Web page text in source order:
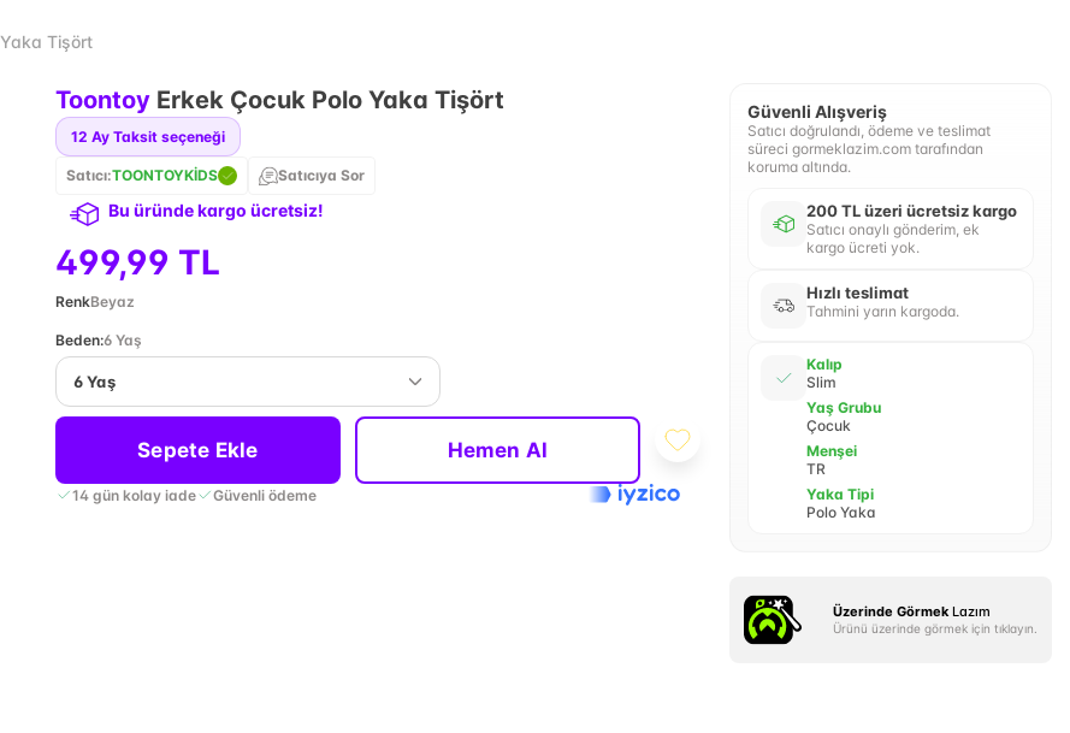
Tişört
Toontoy Erkek Çocuk Polo Yaka Tişört
12 Ay Taksit seçeneği
Satıcı:TOONTOYKİDS Satıcıya Sor
Bu üründe kargo ücretsiz!
499,99 TL
RenkBeyaz
Beden:6 Yaş
6 Yaş
Sepete Ekle Hemen Al
14 gün kolay iade Güvenli ödeme
Güvenli Alışveriş
Satıcı doğrulandı, ödeme ve teslimat
süreci gormeklazim.com tarafından
koruma altında.
200 TL üzeri ücretsiz kargo
Satıcı onaylı gönderim, ek
kargo ücreti yok.
Hızlı teslimat
Tahmini yarın kargoda.
Kalıp
Slim
Yaş Grubu
Çocuk
Menşei
TR
Yaka Tipi
Polo Yaka
Üzerinde Görmek Lazım
Ürünü üzerinde görmek için tıklayın.